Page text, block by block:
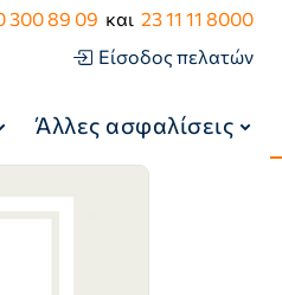
300 89 09 και 23 11 11 8000
Είσοδος πελατών
Άλλες ασφαλίσεις